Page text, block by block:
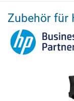
Zubehör für